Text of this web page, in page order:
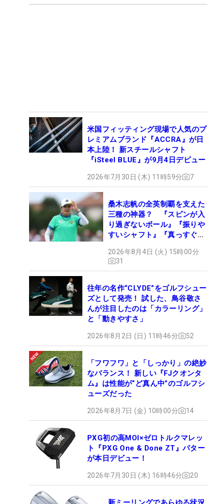
米国フィッティング現場で人気のプ
レミアムブランド『ACCRA』が日
本上陸！ 新スチールシャフト
『iSteel BLUE』が9月4日デビュー
2026年7月30日 (木) 11時59分 7
桑木志帆の全英制覇を支えた
三種の神器？ 『スピンが入
り過ぎないボール』『振りや
すいシャフト』『真っすぐ飛
セッティング
2026年8月4日 (火) 15時00分
31
往年の名作“CLYDE”をゴルフシュー
ズとして発売！ 試した、鳥谷敬さ
んが注目したのは「カラーリング」
と「動きやすさ」
2026年8月2日 (日) 11時46分 52
「フワフワ」と「しっかり」の絶妙
なバランス！ 新しい『FJクオンタ
ム』は性能が“ど真ん中”のゴルフシ
ューズだった
2026年8月7日 (金) 10時00分 14
PXG初の高MOI×ゼロトルクマレッ
ト『PXG One & Done ZT』パター
が本日デビュー！
2026年7月30日 (木) 16時46分 20